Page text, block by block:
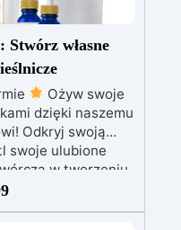
własne
Ożyw swoje
dzięki naszemu
Odkryj swoją
swoje ulubione
w tworzeniu
wybierz
aby stworzyć